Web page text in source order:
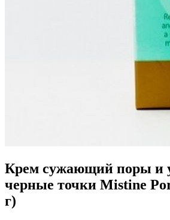
Крем сужающий поры и
черные точки Mistine
г)